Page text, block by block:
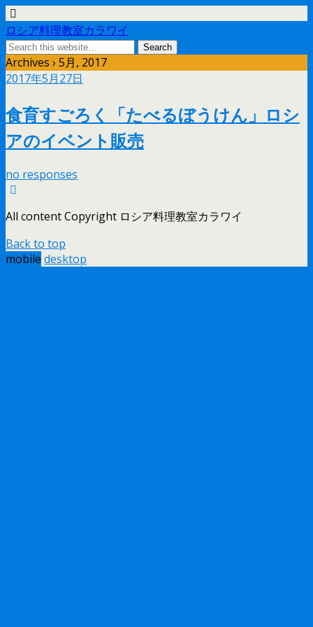
ロシア料理教室カラワイ
Archives › 5月, 2017
2017年5月27日
食育すごろく「たべるぼうけん」ロシ
アのイベント販売
no responses
All content Copyright ロシア料理教室カラワイ
Back to top
mobile desktop